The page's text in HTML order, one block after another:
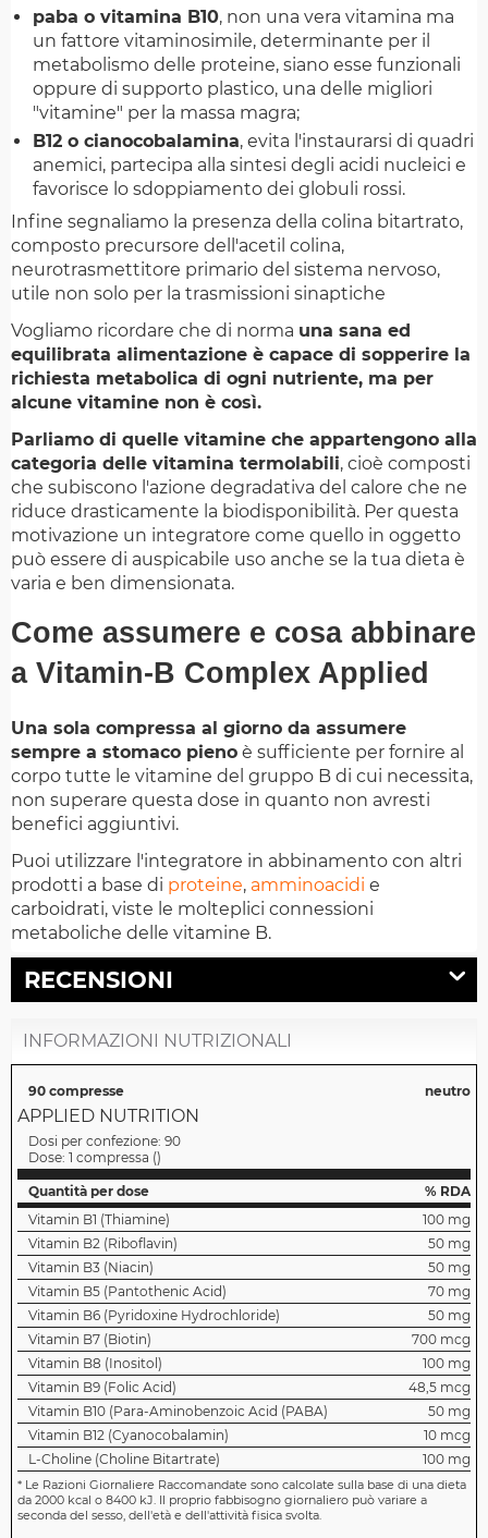
paba o vitamina B10, non una vera vitamina ma
un fattore vitaminosimile, determinante per il
metabolismo delle proteine, siano esse funzionali
oppure di supporto plastico, una delle migliori
"vitamine" per la massa magra;
B12 o cianocobalamina, evita l'instaurarsi di quadri
anemici, partecipa alla sintesi degli acidi nucleici e
favorisce lo sdoppiamento dei globuli rossi.
Infine segnaliamo la presenza della colina bitartrato,
composto precursore dell'acetil colina,
neurotrasmettitore primario del sistema nervoso,
utile non solo per la trasmissioni sinaptiche
Vogliamo ricordare che di norma una sana ed
equilibrata alimentazione è capace di sopperire la
richiesta metabolica di ogni nutriente, ma per
alcune vitamine non è così.
Parliamo di quelle vitamine che appartengono alla
categoria delle vitamina termolabili, cioè composti
che subiscono l'azione degradativa del calore che ne
riduce drasticamente la biodisponibilità. Per questa
motivazione un integratore come quello in oggetto
può essere di auspicabile uso anche se la tua dieta è
varia e ben dimensionata.
Come assumere e cosa abbinare
a Vitamin-B Complex Applied
Una sola compressa al giorno da assumere
sempre a stomaco pieno è sufficiente per fornire al
corpo tutte le vitamine del gruppo B di cui necessita,
non superare questa dose in quanto non avresti
benefici aggiuntivi.
Puoi utilizzare l'integratore in abbinamento con altri
prodotti a base di proteine, amminoacidi e
carboidrati, viste le molteplici connessioni
metaboliche delle vitamine B.
RECENSIONI
INFORMAZIONI NUTRIZIONALI
90 compresse neutro
APPLIED NUTRITION
Dosi per confezione: 90
Dose: 1 compressa ()
Quantità per dose
% RDA
Vitamin B1 (Thiamine)
100 mg
Vitamin B2 (Riboflavin)
50 mg
Vitamin B3 (Niacin)
50 mg
Vitamin B5 (Pantothenic Acid)
70 mg
Vitamin B6 (Pyridoxine Hydrochloride)
50 mg
Vitamin B7 (Biotin)
700 mcg
Vitamin B8 (Inositol)
100 mg
Vitamin B9 (Folic Acid)
48,5 mcg
Vitamin B10 (Para-Aminobenzoic Acid (PABA)
50 mg
Vitamin B12 (Cyanocobalamin)
10 mcg
L-Choline (Choline Bitartrate)
100 mg
* Le Razioni Giornaliere Raccomandate sono calcolate sulla base di una dieta
da 2000 kcal o 8400 kJ. Il proprio fabbisogno giornaliero può variare a
seconda del sesso, dell'età e dell'attività fisica svolta.